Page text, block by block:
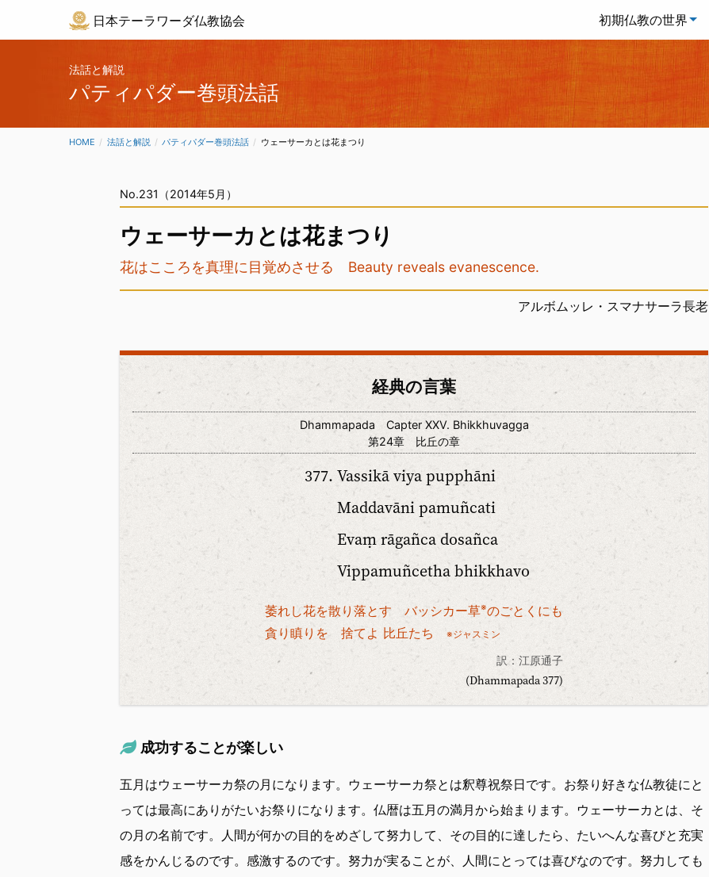
日本テーラワーダ仏教協会 初期仏教の世界
法話と解説
パティパダー巻頭法話
HOME 法話と解説 パティパダー巻頭法話 CURRENT:
ウェーサーカとは花まつり
No.231（2014年5月）
ウェーサーカとは花まつり
花はこころを真理に目覚めさせる Beauty reveals evanescence.
アルボムッレ・スマナサーラ長老
経典の言葉
Dhammapada Capter XXV. Bhikkhuvagga
第24章 比丘の章
Vassikā viya pupphāni
Maddavāni pamuñcati
Evaṃ rāgañca dosañca
Vippamuñcetha bhikkhavo
萎れし花を散り落とす バッシカー草※のごとくにも
貪り瞋りを 捨てよ 比丘たち
※ジャスミン
訳：江原通子
(Dhammapada 377)
成功することが楽しい
五月はウェーサーカ祭の月になります。ウェーサーカ祭とは釈尊祝祭日です。お祭り好きな仏教徒にと
っては最高にありがたいお祭りになります。仏暦は五月の満月から始まります。ウェーサーカとは、そ
の月の名前です。人間が何かの目的をめざして努力して、その目的に達したら、たいへんな喜びと充実
感をかんじるのです。感激するのです。努力が実ることが、人間にとっては喜びなのです。努力しても